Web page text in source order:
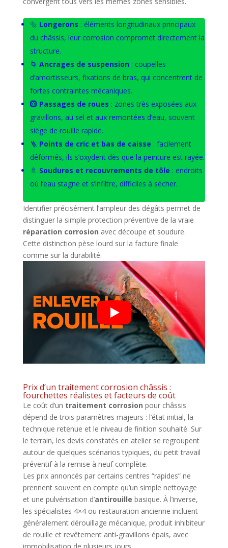
🔩 Longerons : éléments longitudinaux principaux
du châssis, leur corrosion compromet directement la
structure.
🌀 Ancrages de suspension : coupelles
d’amortisseurs, fixations de bras, qui concentrent de
fortes contraintes mécaniques.
🛞 Passages de roues : zones très exposées aux
gravillons, au sel et aux remontées d’eau, souvent
siège de rouille rapide.
🪜 Points de cric et bas de caisse : facilement
déformés, ils s’oxydent dès que la peinture est rayée.
🚿 Soudures et recouvrements de tôle : endroits
où l’eau stagne et s’infiltre, difficiles à sécher.
Identifier précisément l’ampleur des dégâts permet de
distinguer la simple protection préventive de la vraie
réparation corrosion avec découpe et soudure.
Cette distinction pèse lourd sur la facture finale
comme sur la durabilité.
Prix d’un traitement corrosion châssis :
fourchettes réalistes et facteurs de coût
Le coût d’un traitement corrosion pour châssis
dépend de trois paramètres majeurs : l’état initial, la
technique retenue et le niveau de finition souhaité. Sur
le terrain, les devis constatés en atelier se regroupent
autour de quelques scénarios typiques, du petit travail
préventif à la remise à neuf complète.
Les prix annoncés par certains centres “rapides” ne
prennent souvent en compte qu’un simple nettoyage
et une pulvérisation d’antirouille basique. À l’inverse,
les spécialistes 4×4 ou restauration ancienne incluent
généralement dérouillage mécanique, produit inhibiteur
de rouille et revêtement anti-gravillons épais, avec